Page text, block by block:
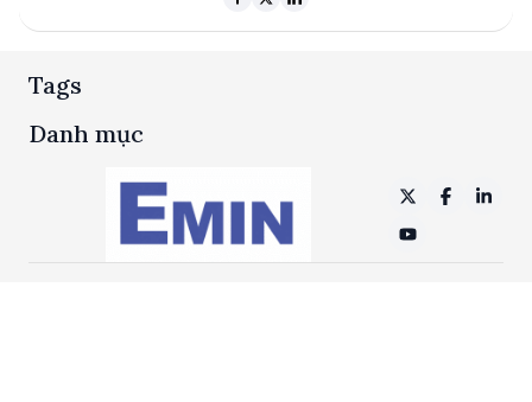
nghiệp và kỹ thuật.
Tags
Danh mục